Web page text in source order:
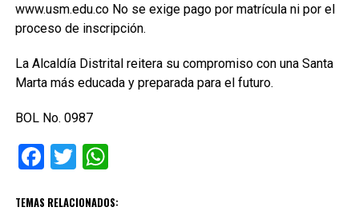
www.usm.edu.co No se exige pago por matrícula ni por el
proceso de inscripción.
La Alcaldía Distrital reitera su compromiso con una Santa
Marta más educada y preparada para el futuro.
BOL No. 0987
Facebook
TwitterWhatsApp
TEMAS RELACIONADOS: